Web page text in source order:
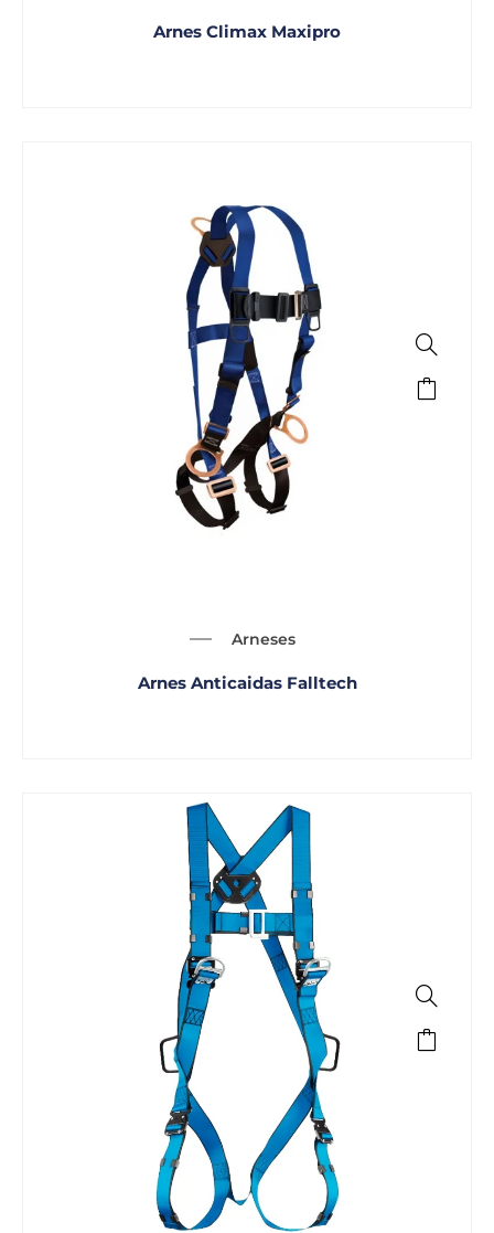
Arnes Climax Maxipro
Arneses
Arnes Anticaidas Falltech